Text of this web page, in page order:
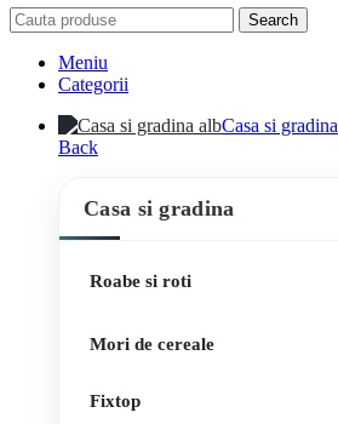
Search
Meniu
Categorii
Casa si gradina
Back
Casa si gradina
Roabe si roti
Mori de cereale
Fixtop